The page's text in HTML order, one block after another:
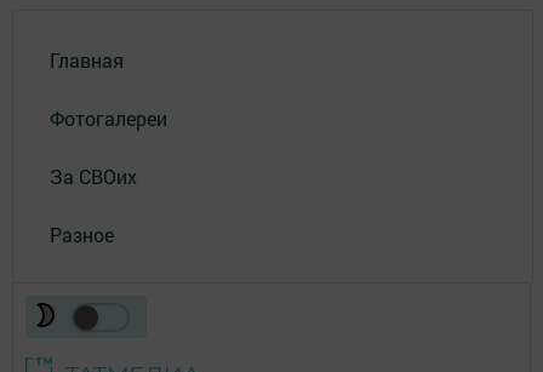
Главная
Фотогалереи
За СВОих
Разное